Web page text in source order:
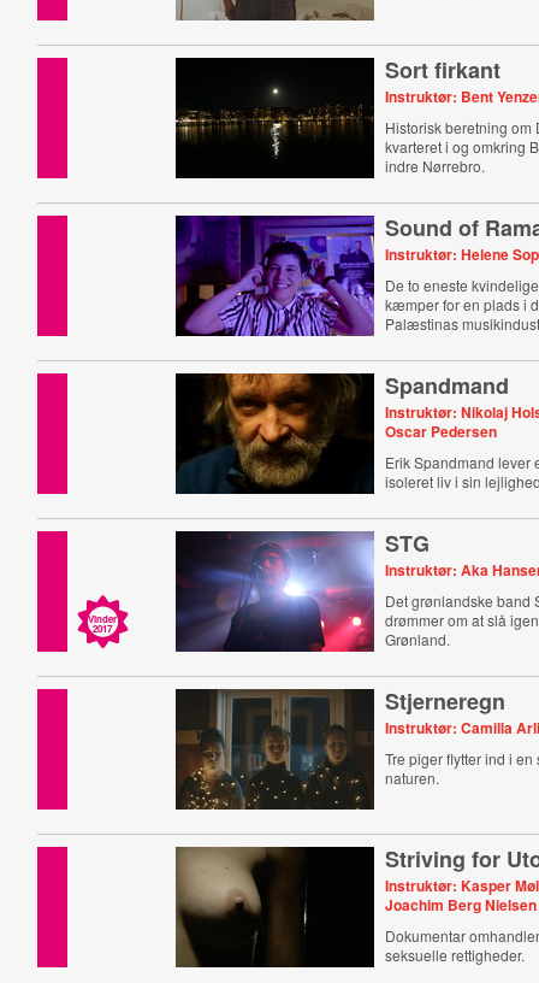
Sort firkant
Instruktør: Bent
Historisk beretning om
kvarteret i og omkring
indre Nørrebro.
Sound of
Instruktør: Helene
De to eneste
kæmper for en plads i
Palæstinas
Spandmand
Instruktør: Nikolaj
Oscar Pedersen
Erik Spandmand lever
isoleret liv i sin
Vinder
2017
STG
Instruktør: Aka
Det grønlandske band
drømmer om at slå
Grønland.
Stjerneregn
Instruktør: Camilla
Tre piger flytter ind i
naturen.
Striving for
Instruktør: Kasper
Joachim Berg Nielsen
Dokumentar
seksuelle rettigheder.